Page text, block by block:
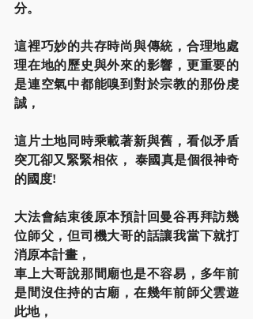
分。
這裡巧妙的共存時尚與傳統，合理地處
理在地的歷史與外來的影響，更重要的
是連空氣中都能嗅到對於宗教的那份虔
誠，
這片土地同時乘載著新與舊，看似矛盾
突兀卻又緊緊相依， 泰國真是個很神奇
的國度!
大法會結束後原本預計回曼谷再拜訪幾
位師父，但司機大哥的話讓我當下就打
消原本計畫，
車上大哥說那間廟也是不容易，多年前
是間沒住持的古廟，在幾年前師父雲遊
此地，